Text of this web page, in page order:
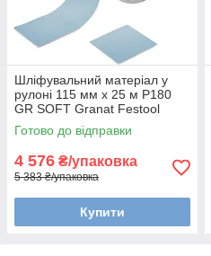
Шліфувальний матеріал у
рулоні 115 мм x 25 м P180
GR SOFT Granat Festool
497093
Готово до відправки
4 576 ₴/упаковка
5 383 ₴/упаковка
Купити